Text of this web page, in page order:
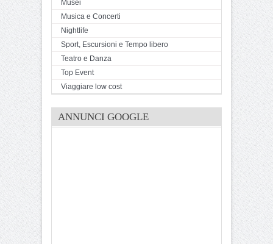
Musei
Musica e Concerti
Nightlife
Sport, Escursioni e Tempo libero
Teatro e Danza
Top Event
Viaggiare low cost
ANNUNCI GOOGLE